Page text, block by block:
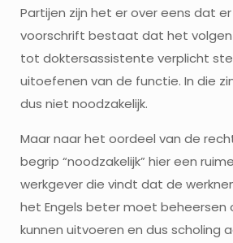
Partijen zijn het er over eens dat
voorschrift bestaat dat het
tot doktersassistente verplicht
uitoefenen van de functie. In die
dus niet noodzakelijk.
Maar naar het oordeel van de
begrip “noodzakelijk” hier een
werkgever die vindt dat de
het Engels beter moet
kunnen uitvoeren en dus scholing